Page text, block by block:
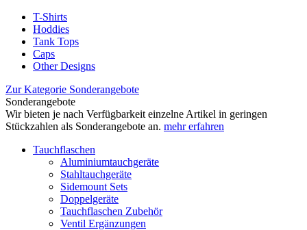
T-Shirts
Hoddies
Tank Tops
Caps
Other Designs
Zur Kategorie Sonderangebote
Sonderangebote
Wir bieten je nach Verfügbarkeit einzelne Artikel in geringen
Stückzahlen als Sonderangebote an. mehr erfahren
Tauchflaschen
Aluminiumtauchgeräte
Stahltauchgeräte
Sidemount Sets
Doppelgeräte
Tauchflaschen Zubehör
Ventil Ergänzungen